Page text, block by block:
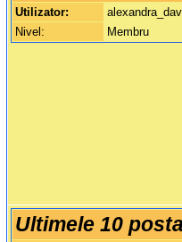
Utilizator:
Nivel:
Membru
Ultimele 10